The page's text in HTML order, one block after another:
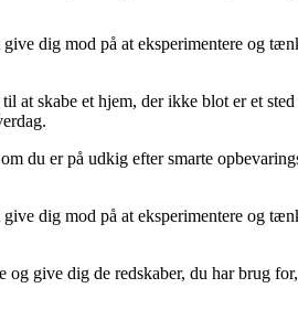
dig mod på at eksperimentere og
skabe et hjem, der ikke blot er et sted
du er på udkig efter smarte
dig mod på at eksperimentere og
give dig de redskaber, du har brug